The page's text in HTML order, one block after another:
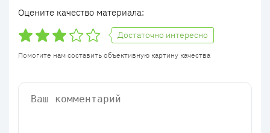
Оцените качество материала:
Достаточно интересно
Помогите нам составить объективную картину качества